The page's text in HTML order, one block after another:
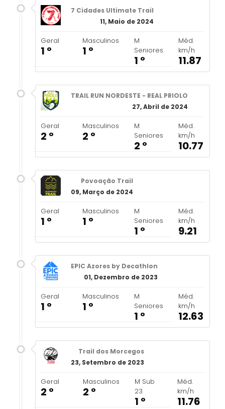
7 Cidades Ultimate Trail
11, Maio de 2024
Geral
1 º
Masculinos
1 º
M
Seniores
1 º
Méd.
km/h
11.87
TRAIL RUN NORDESTE - REAL PRIOLO
27, Abril de 2024
Geral
2 º
Masculinos
2 º
M
Seniores
2 º
Méd.
km/h
10.77
Povoação Trail
09, Março de 2024
Geral
1 º
Masculinos
1 º
M
Seniores
1 º
Méd.
km/h
9.21
EPIC Azores by Decathlon
01, Dezembro de 2023
Geral
1 º
Masculinos
1 º
M
Seniores
1 º
Méd.
km/h
12.63
Trail dos Morcegos
23, Setembro de 2023
Geral
2 º
Masculinos
2 º
M Sub
23
1 º
Méd.
km/h
11.76